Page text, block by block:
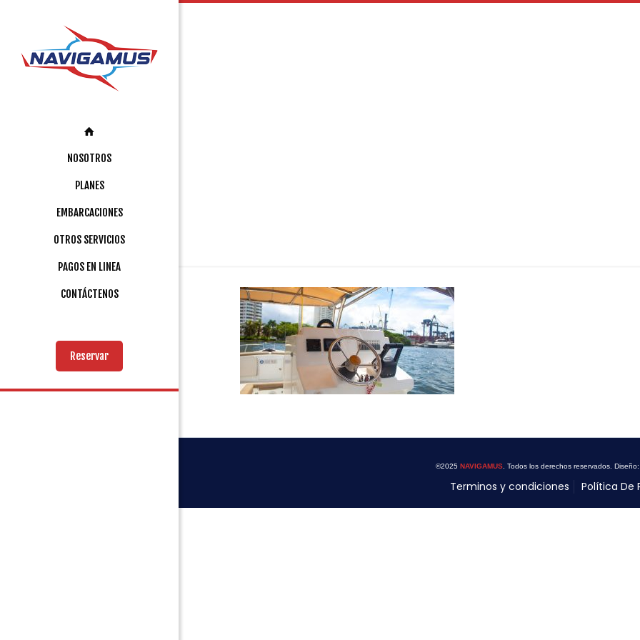
NOSOTROS
PLANES
EMBARCACIONES
OTROS SERVICIOS
PAGOS EN LINEA
CONTÁCTENOS
Reservar
©2025 NAVIGAMUS. Todos los derechos reservados.
Terminos y condiciones Política De